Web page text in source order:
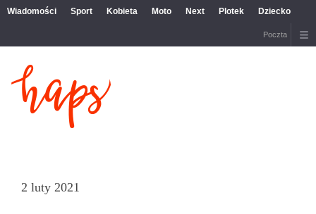
Wiadomości Sport Kobieta Moto Next Plotek Dziecko
Poczta
2 luty 2021